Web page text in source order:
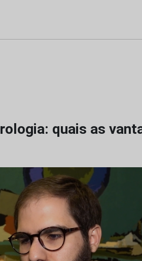
quais as